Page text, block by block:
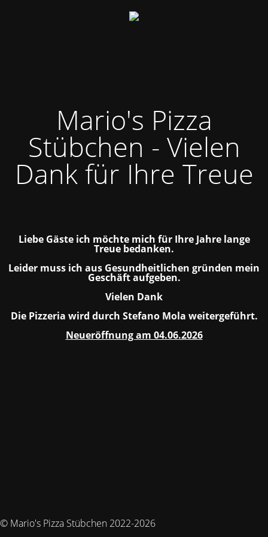
Mario's Pizza
Stübchen - Vielen
Dank für Ihre Treue
Liebe Gäste ich möchte mich für Ihre Jahre lange
Treue bedanken.
Leider muss ich aus Gesundheitlichen gründen mein
Geschäft aufgeben.
Vielen Dank
Die Pizzeria wird durch Stefano Mola weitergeführt.
Neueröffnung am 04.06.2026
© Mario's Pizza Stübchen 2022-2026